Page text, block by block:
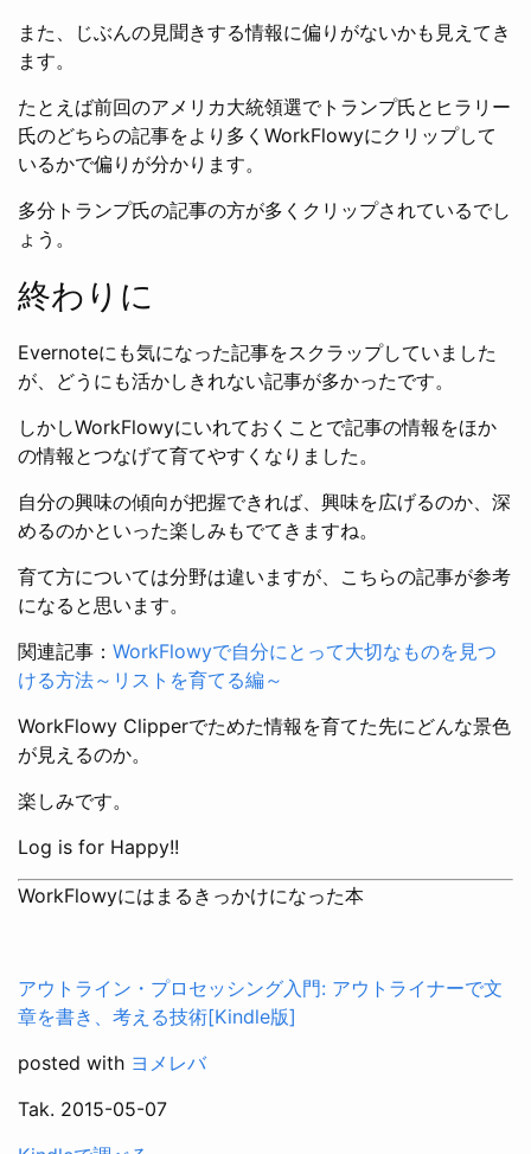
また、じぶんの見聞きする情報に偏りがないかも見えてき
ます。
たとえば前回のアメリカ大統領選でトランプ氏とヒラリー
氏のどちらの記事をより多くWorkFlowyにクリップして
いるかで偏りが分かります。
多分トランプ氏の記事の方が多くクリップされているでし
ょう。
終わりに
Evernoteにも気になった記事をスクラップしていました
が、どうにも活かしきれない記事が多かったです。
しかしWorkFlowyにいれておくことで記事の情報をほか
の情報とつなげて育てやすくなりました。
自分の興味の傾向が把握できれば、興味を広げるのか、深
めるのかといった楽しみもでてきますね。
育て方については分野は違いますが、こちらの記事が参考
になると思います。
関連記事： WorkFlowyで自分にとって大切なものを見つ
ける方法～リストを育てる編～
WorkFlowy Clipperでためた情報を育てた先にどんな景色
が見えるのか。
楽しみです。
Log is for Happy!!
WorkFlowyにはまるきっかけになった本
アウトライン・プロセッシング入門: アウトライナーで文
章を書き、考える技術[Kindle版]
posted with ヨメレバ
Tak. 2015-05-07